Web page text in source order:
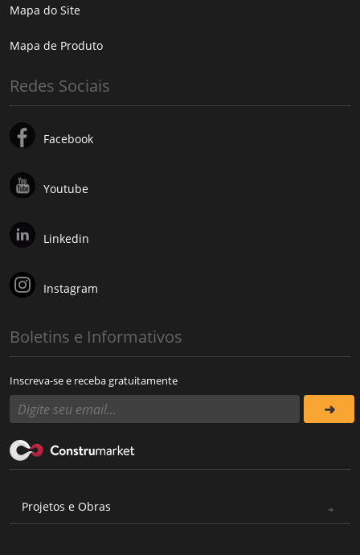
Mapa do Site
Mapa de Produto
Redes Sociais
Facebook
Youtube
Linkedin
Instagram
Boletins e Informativos
Inscreva-se e receba gratuitamente
Projetos e Obras